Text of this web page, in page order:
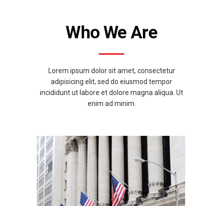
Who We Are
Lorem ipsum dolor sit amet, consectetur
adipisicing elit, sed do eiusmod tempor
incididunt ut labore et dolore magna aliqua. Ut
enim ad minim.